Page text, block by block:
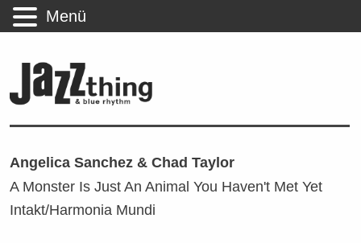
Angelica Sanchez & Chad Taylor
A Monster Is Just An Animal You Haven't Met Yet
Intakt/Harmonia Mundi
Menü